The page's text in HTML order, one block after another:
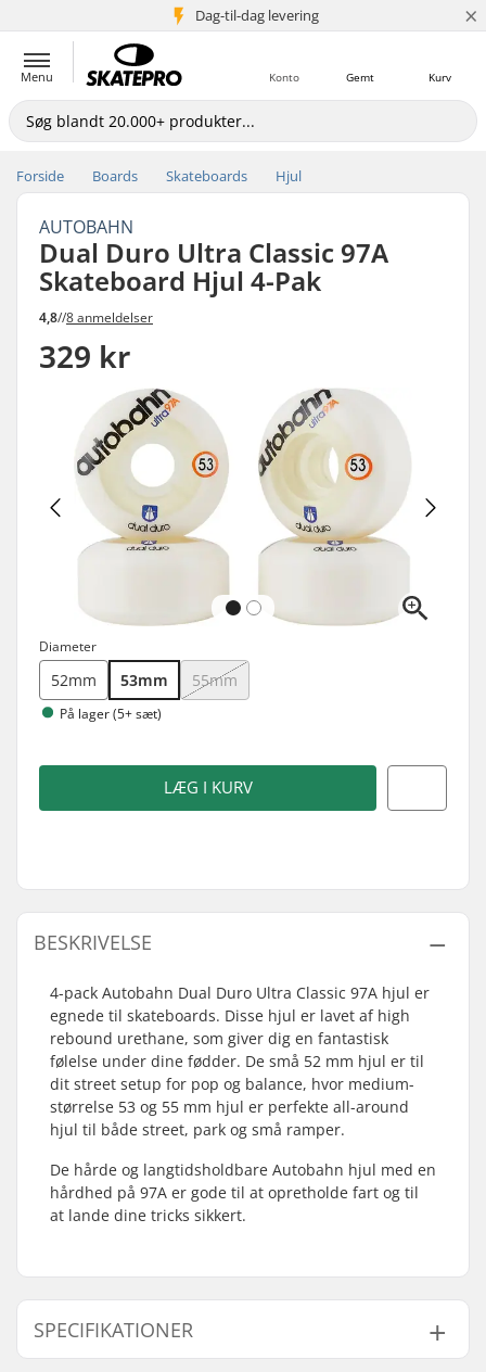
Dag-til-dag levering
5+ mio. kunder ×
Menu Kurv
Gemt
Konto
Forside Boards Skateboards Hjul
AUTOBAHN
Dual Duro Ultra Classic 97A
Skateboard Hjul 4-Pak
4,8//8 anmeldelser
329 kr
Diameter
52mm 53mm 55mm
På lager (5+ sæt)
LÆG I KURV
BESKRIVELSE
4-pack Autobahn Dual Duro Ultra Classic 97A hjul er
egnede til skateboards. Disse hjul er lavet af high
rebound urethane, som giver dig en fantastisk
følelse under dine fødder. De små 52 mm hjul er til
dit street setup for pop og balance, hvor medium-
størrelse 53 og 55 mm hjul er perfekte all-around
hjul til både street, park og små ramper.
De hårde og langtidsholdbare Autobahn hjul med en
hårdhed på 97A er gode til at opretholde fart og til
at lande dine tricks sikkert.
SPECIFIKATIONER